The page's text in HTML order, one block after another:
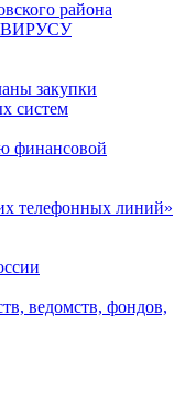
района
закупки
систем
финансовой
телефонных линий»
ведомств, фондов,